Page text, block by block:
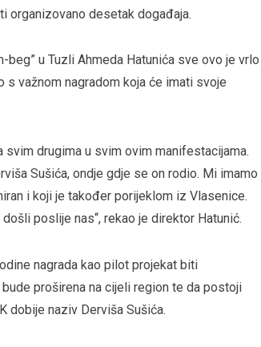
organizovano desetak događaja.
u Tuzli Ahmeda Hatunića sve ovo je vrlo
važnom nagradom koja će imati svoje
svim drugima u svim ovim manifestacijama.
Sušića, ondje gdje se on rodio. Mi imamo
i koji je također porijeklom iz Vlasenice.
poslije nas“, rekao je direktor Hatunić.
nagrada kao pilot projekat biti
proširena na cijeli region te da postoji
dobije naziv Derviša Sušića.